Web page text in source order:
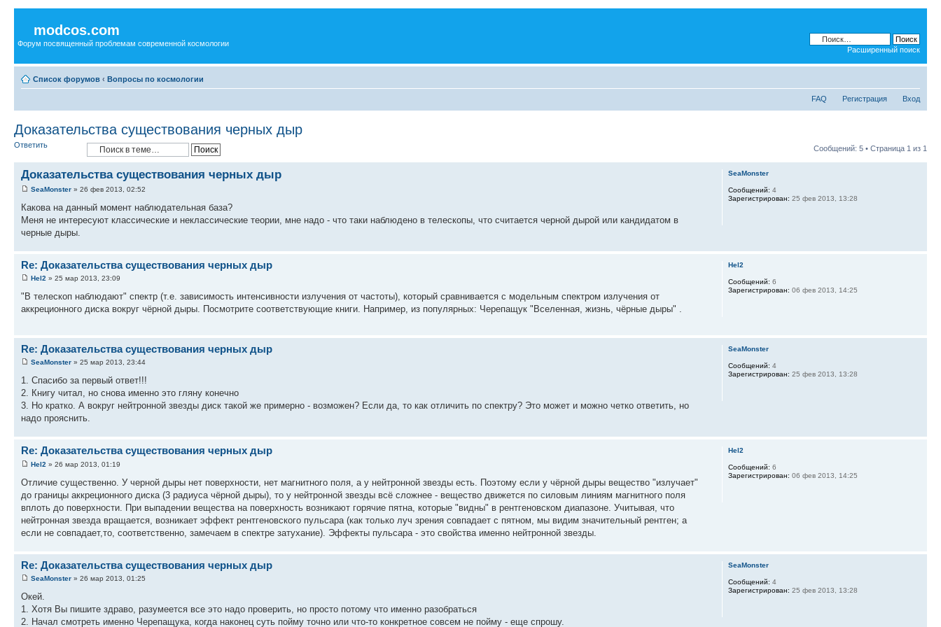
modcos.com
Форум посвященный проблемам современной космологии
Расширенный поиск
Список форумов ‹ Вопросы по космологии
FAQ Регистрация Вход
Доказательства существования черных дыр
Ответить Сообщений: 5 • Страница 1 из 1
Доказательства существования черных дыр
SeaMonster » 26 фев 2013, 02:52
Какова на данный момент наблюдательная база?
Меня не интересуют классические и неклассические теории, мне надо - что таки наблюдено в телескопы, что считается черной дырой или кандидатом в
черные дыры.
SeaMonster
Сообщений: 4
Зарегистрирован: 25 фев 2013, 13:28
Re: Доказательства существования черных дыр
Hel2 » 25 мар 2013, 23:09
"В телескоп наблюдают" спектр (т.е. зависимость интенсивности излучения от частоты), который сравнивается с модельным спектром излучения от
аккреционного диска вокруг чёрной дыры. Посмотрите соответствующие книги. Например, из популярных: Черепащук "Вселенная, жизнь, чёрные дыры" .
Hel2
Сообщений: 6
Зарегистрирован: 06 фев 2013, 14:25
Re: Доказательства существования черных дыр
SeaMonster » 25 мар 2013, 23:44
1. Спасибо за первый ответ!!!
2. Книгу читал, но снова именно это гляну конечно
3. Но кратко. А вокруг нейтронной звезды диск такой же примерно - возможен? Если да, то как отличить по спектру? Это может и можно четко ответить, но
надо прояснить.
SeaMonster
Сообщений: 4
Зарегистрирован: 25 фев 2013, 13:28
Re: Доказательства существования черных дыр
Hel2 » 26 мар 2013, 01:19
Отличие существенно. У черной дыры нет поверхности, нет магнитного поля, а у нейтронной звезды есть. Поэтому если у чёрной дыры вещество "излучает"
до границы аккреционного диска (3 радиуса чёрной дыры), то у нейтронной звезды всё сложнее - вещество движется по силовым линиям магнитного поля
вплоть до поверхности. При выпадении вещества на поверхность возникают горячие пятна, которые "видны" в рентгеновском диапазоне. Учитывая, что
нейтронная звезда вращается, возникает эффект рентгеновского пульсара (как только луч зрения совпадает с пятном, мы видим значительный рентген; а
если не совпадает,то, соответственно, замечаем в спектре затухание). Эффекты пульсара - это свойства именно нейтронной звезды.
Hel2
Сообщений: 6
Зарегистрирован: 06 фев 2013, 14:25
Re: Доказательства существования черных дыр
SeaMonster » 26 мар 2013, 01:25
Окей.
1. Хотя Вы пишите здраво, разумеется все это надо проверить, но просто потому что именно разобраться
2. Начал смотреть именно Черепащука, когда наконец суть пойму точно или что-то конкретное совсем не пойму - еще спрошу.
SeaMonster
Сообщений: 4
Зарегистрирован: 25 фев 2013, 13:28